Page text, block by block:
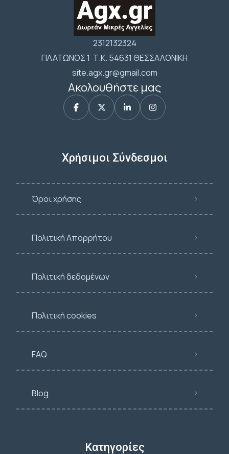
2312132324
ΠΛΑΤΩΝΟΣ 1 Τ.Κ. 54631 ΘΕΣΣΑΛΟΝΙΚΗ
site.agx.gr@gmail.com
Ακολουθήστε μας
Χρήσιμοι Σύνδεσμοι
Όροι χρήσης
Πολιτική Απορρήτου
Πολιτική δεδομένων
Πολιτική cookies
FAQ
Blog
Κατηγορίες